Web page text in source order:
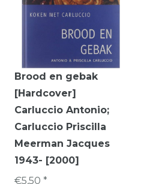
Brood en gebak
[Hardcover]
Carluccio Antonio;
Carluccio Priscilla
Meerman Jacques
1943- [2000]
€5,50 *